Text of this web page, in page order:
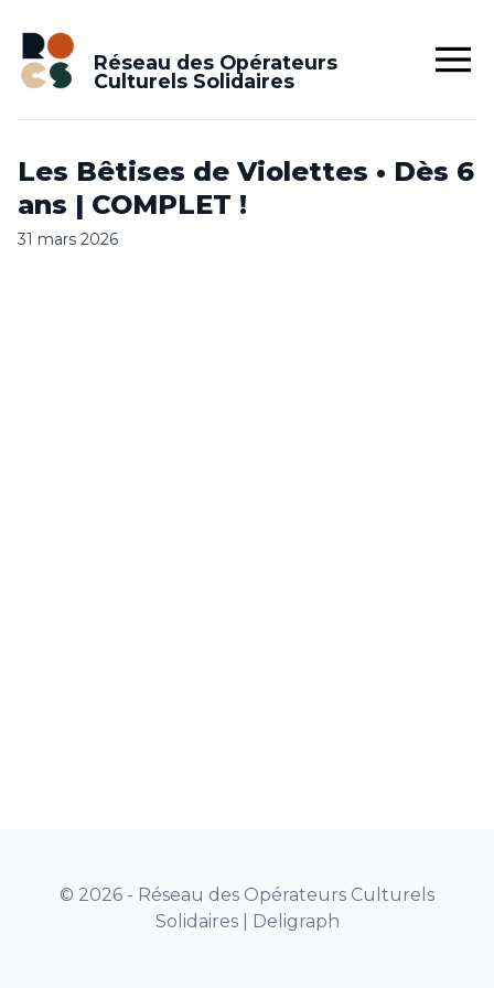
Réseau des Opérateurs
Culturels Solidaires
Les Bêtises de Violettes • Dès 6
ans | COMPLET !
31 mars 2026
© 2026 - Réseau des Opérateurs Culturels
Solidaires | Deligraph